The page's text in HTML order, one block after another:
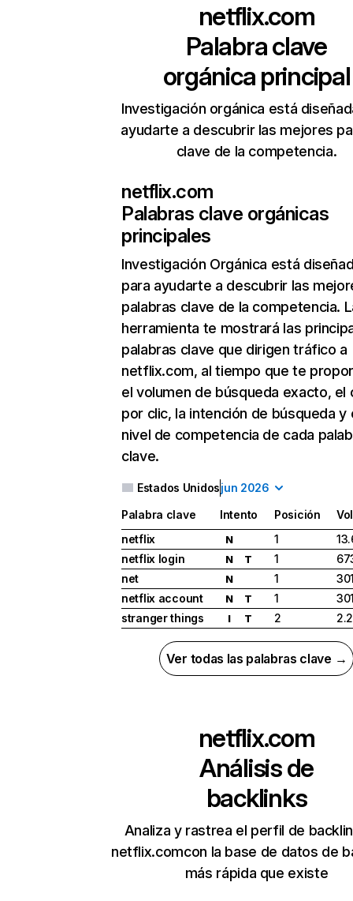
netflix.com
Palabra clave
orgánica principal
Investigación orgánica está
ayudarte a descubrir las mejores
clave de la competencia.
netflix.com
Palabras clave orgánicas
principales
Investigación Orgánica está
para ayudarte a descubrir las
palabras clave de la competencia.
herramienta te mostrará las
palabras clave que dirigen tráfico a
netflix.com, al tiempo que te
el volumen de búsqueda exacto, el
por clic, la intención de búsqueda y
nivel de competencia de cada
clave.
Estados Unidosjun 2026
Palabra clave Intento Posición
netflix
N 1
netflix login
N T 1
net
N 1
netflix account
N T 1
stranger things
I T 2
Ver todas las palabras clave →
netflix.com
Análisis de
backlinks
Analiza y rastrea el perfil de
netflix.comcon la base de datos de
más rápida que existe